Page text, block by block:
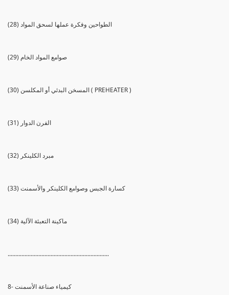
(28) الطواحين وفكرة عملها لسحق المواد
(29) صوامع المواد الخام
(30) المسخن البدئي أو المكلسن ( PREHEATER )
(31) الفرن الدوار
(32) مبرد الكلينكر
(33) كسارة الجبس وصوامع الكلينكر والأسمنت
(34) ماكينة التعبئة الآلية
..................................................................
8- كيمياء صناعة الأسمنت